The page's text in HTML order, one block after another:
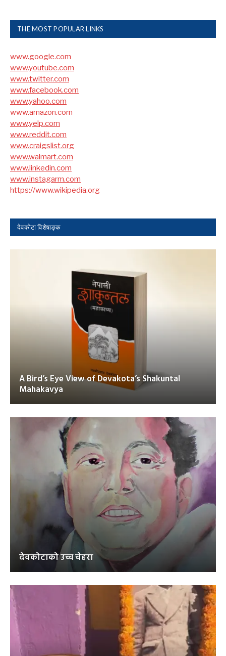
THE MOST POPULAR LINKS
www.google.com
www.youtube.com
www.twitter.com
www.facebook.com
www.yahoo.com
www.amazon.com
www.yelp.com
www.reddit.com
www.craigslist.org
www.walmart.com
www.linkedin.com
www.instagarm.com
https://www.wikipedia.org
देवकोटा विशेषाङ्क
A Bird’s Eye View of Devakota’s Shakuntal
Mahakavya
देवकोटाको उच्च चेहरा